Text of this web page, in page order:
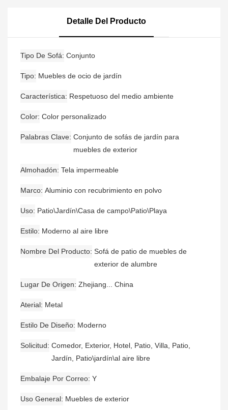
Prenda Impermeable De
Madera De La Teca
Detalle Del Producto
Tipo De Sofá Conjunto
Tipo Muebles de ocio de jardín
Característica Respetuoso del medio ambiente
Color Color personalizado
Palabras Clave Conjunto de sofás de jardín para
muebles de exterior
Almohadón Tela impermeable
Marco Aluminio con recubrimiento en polvo
Uso Patio\Jardín\Casa de campo\Patio\Playa
Estilo Moderno al aire libre
Nombre Del Producto Sofá de patio de muebles de
exterior de alumbre
Lugar De Origen Zhejiang... China
Aterial Metal
Estilo De Diseño Moderno
Solicitud Comedor, Exterior, Hotel, Patio, Villa, Patio,
Jardín, Patio\jardín\al aire libre
Embalaje Por Correo Y
Uso General Muebles de exterior